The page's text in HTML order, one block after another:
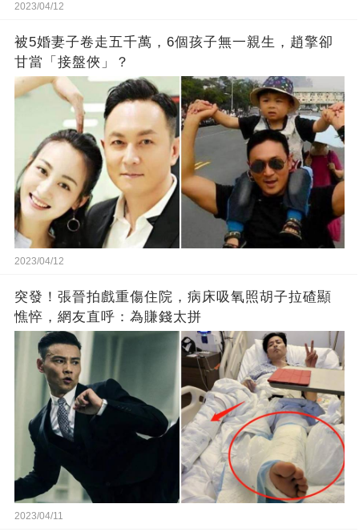
2023/04/12
被5婚妻子卷走五千萬，6個孩子無一親生，趙擎卻
甘當「接盤俠」？
2023/04/12
突發！張晉拍戲重傷住院，病床吸氧照胡子拉碴顯
憔悴，網友直呼：為賺錢太拼
2023/04/11